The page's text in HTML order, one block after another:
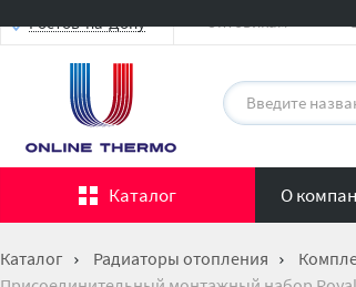
Ростов-на-Дону Оптовикам
Каталог О
Каталог Радиаторы отопления